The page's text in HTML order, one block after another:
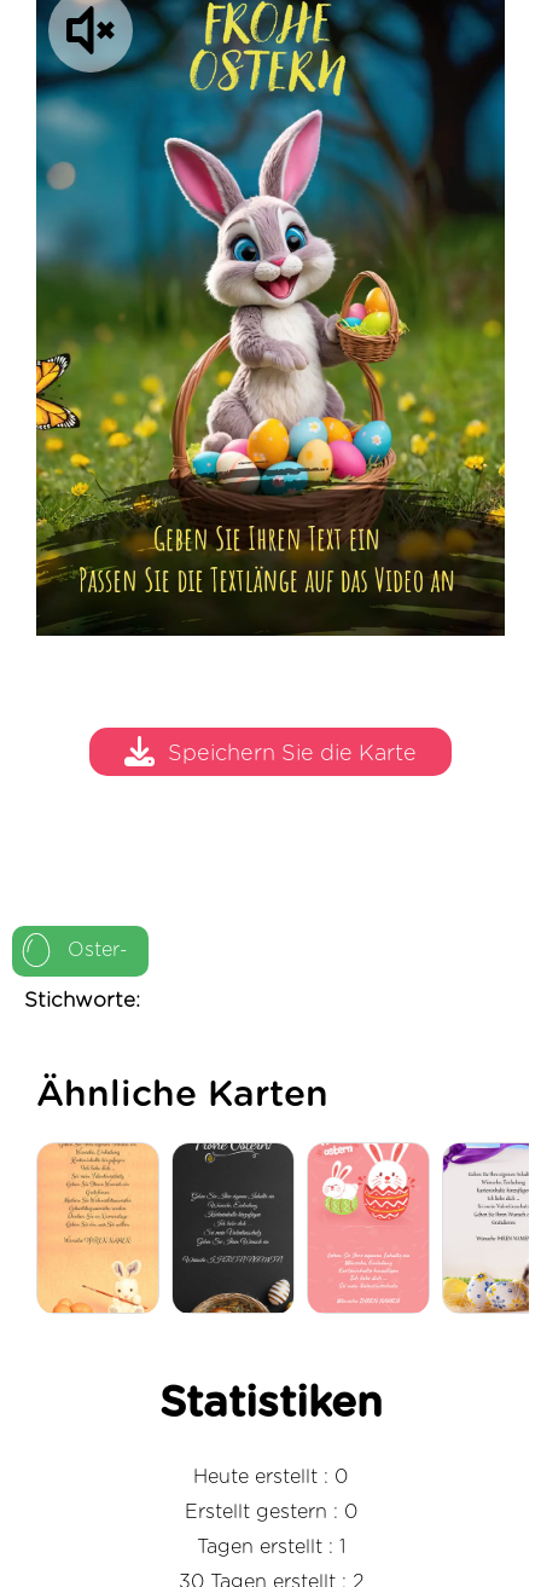
Oster-
Stichworte:
Speichern Sie die Karte
Ähnliche Karten
Statistiken
Heute erstellt : 0
Erstellt gestern : 0
Tagen erstellt : 1
30 Tagen erstellt : 2